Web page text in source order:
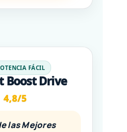
FÁCIL
Boost Drive
5
las Mejores